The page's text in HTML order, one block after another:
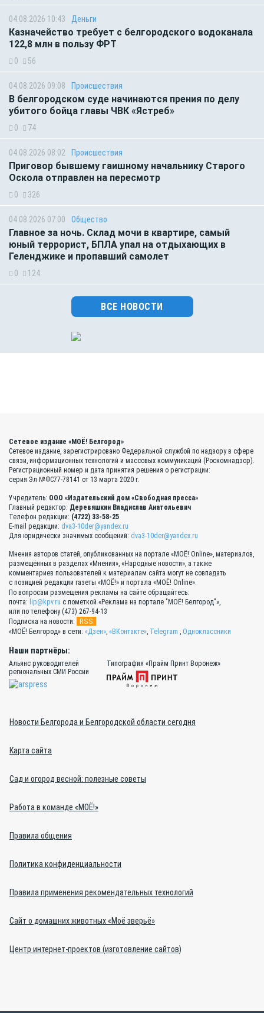
04.08.2026 10:43 Деньги
Казначейство требует с белгородского водоканала
122,8 млн в пользу ФРТ
0 56
04.08.2026 09:08 Происшествия
В белгородском суде начинаются прения по делу
убитого бойца главы ЧВК «Ястреб»
0 74
04.08.2026 08:02 Происшествия
Приговор бывшему гаишному начальнику Старого
Оскола отправлен на пересмотр
0 326
04.08.2026 07:00 Общество
Главное за ночь. Склад мочи в квартире, самый
юный террорист, БПЛА упал на отдыхающих в
Геленджике и пропавший самолет
0 124
ВСЕ НОВОСТИ
Сетевое издание «МОЁ! Белгород»
Сетевое издание, зарегистрировано Федеральной службой по надзору в сфере
связи, информационных технологий и массовых коммуникаций (Роскомнадзор).
Регистрационный номер и дата принятия решения о регистрации:
серия Эл №ФС77-78141 от 13 марта 2020 г.
Учредитель: ООО «Издательский дом «Свободная пресса»
Главный редактор: Деревяшкин Владислав Анатольевич
Телефон редакции: (4722) 33-58-25
E-mail редакции: dva3-10der@yandex.ru
Для юридически значимых сообщений: dva3-10der@yandex.ru
Мнения авторов статей, опубликованных на портале «МОЁ! Online», материалов,
размещённых в разделах «Мнения», «Народные новости», а также
комментариев пользователей к материалам сайта могут не совпадать
с позицией редакции газеты «МОЁ!» и портала «МОЁ! Online».
По вопросам размещения рекламы на сайте обращайтесь:
почта: lip@kpv.ru с пометкой «Реклама на портале "МОЁ! Белгород"»,
или по телефону (473) 267-94-13
Подписка на новости:
RSS
«МОЁ! Белгород» в сети: «Дзен», «ВКонтакте», Telegram , Одноклассники
Наши партнёры:
Альянс руководителей
региональных СМИ России
Типография «Прайм Принт Воронеж»
Новости Белгорода и Белгородской области сегодня
Карта сайта
Сад и огород весной: полезные советы
Работа в команде «МОЁ!»
Правила общения
Политика конфиденциальности
Правила применения рекомендательных технологий
Сайт о домашних животных «Моё зверьё»
Центр интернет-проектов (изготовление сайтов)